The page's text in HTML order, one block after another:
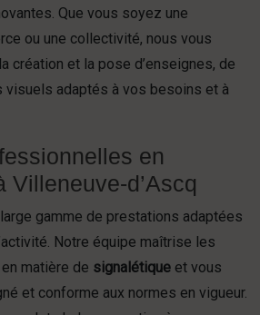
Que vous soyez une
ou une collectivité, nous vous
création et la pose d’enseignes, de
visuels adaptés à vos besoins et à
en
Villeneuve-d’Ascq
gamme de prestations adaptées
Notre équipe maîtrise les
matière de signalétique et vous
et conforme aux normes en vigueur.